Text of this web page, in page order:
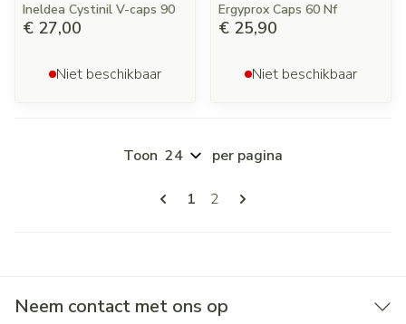
Ineldea Cystinil V-caps 90
€ 27,00
Niet beschikbaar
Ergyprox Caps 60 Nf
€ 25,90
Niet beschikbaar
Pagina's
U lees momenteel pagina
1 Pagina
2
Toon per pagina
Neem contact met ons op